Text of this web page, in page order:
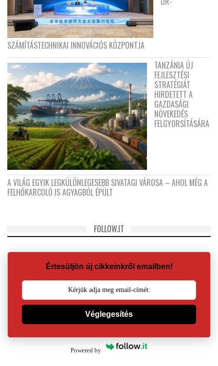
SZÁMÍTÁSTECHNIKAI INNOVÁCIÓS KÖZPONTJA
TANZÁNIA ÚJ
FEJLESZTÉSI
STRATÉGIÁT
HIRDETETT A
GAZDASÁGI
NÖVEKEDÉS
FELGYORSÍTÁSÁRA
A VILÁG EGYIK LEGKÜLÖNLEGESEBB SIVATAGI VÁROSA – AHOL MÉG A
FELHŐKARCOLÓ IS AGYAGBÓL ÉPÜLT
FOLLOW.IT
Értesüljön új cikkeinkről emailben!
Véglegesítés
Powered by